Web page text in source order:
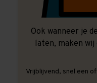
Ook wanneer je
laten, maken
Vrijblijvend, snel een